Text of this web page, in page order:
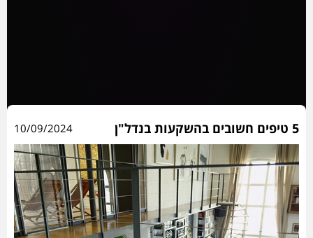
5 טיפים חשובים בהשקעות בנדל"ן 10/09/2024